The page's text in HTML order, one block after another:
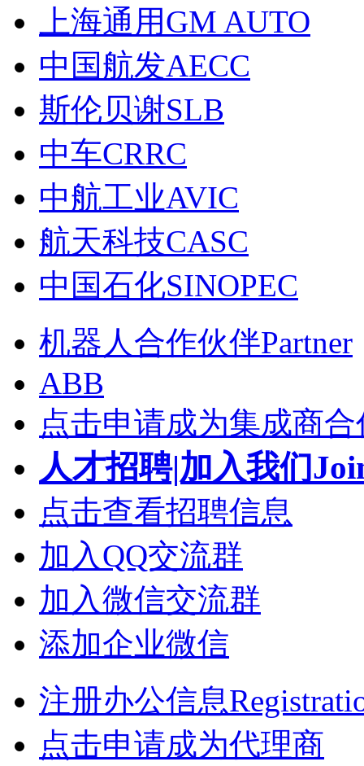
上海通用GM AUTO
中国航发AECC
斯伦贝谢SLB
中车CRRC
中航工业AVIC
航天科技CASC
中国石化SINOPEC
机器人合作伙伴Partner
ABB
点击申请成为集成商
人才招聘|加入我们
点击查看招聘信息
加入QQ交流群
加入微信交流群
添加企业微信
注册办公信息
点击申请成为代理商